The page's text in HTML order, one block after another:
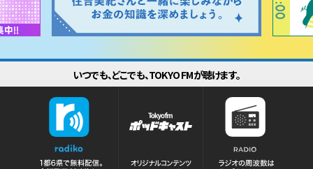
いつでも、どこでも、TOKYO FMが聴けます。